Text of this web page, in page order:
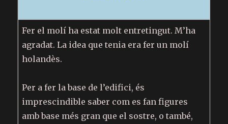
Fer el molí ha estat molt entretingut. M’ha
agradat. La idea que tenia era fer un molí
holandès.
Per a fer la base de l’edifici, és
imprescindible saber com es fan figures
amb base més gran que el sostre, o també,